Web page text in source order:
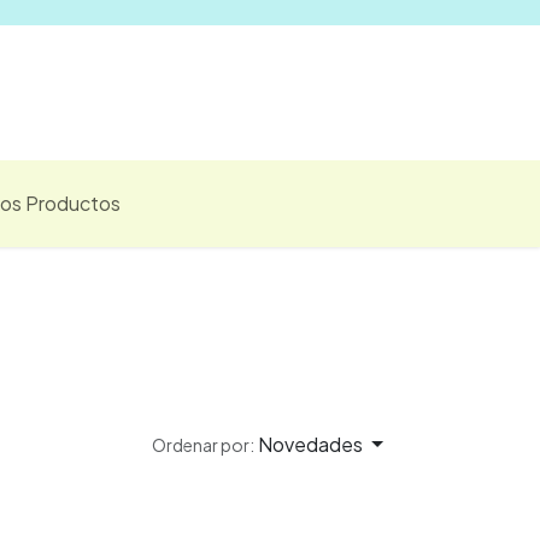
Productos
Ordenar por: Novedades